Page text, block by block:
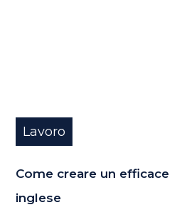
Lavoro
Come creare un
inglese